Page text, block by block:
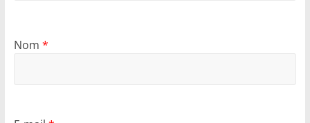
Nom *